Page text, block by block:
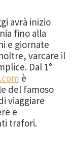
avrà inizio
fino alla
e giornate
varcare il
Dal 1°
è
del famoso
viaggiare
e
trafori.